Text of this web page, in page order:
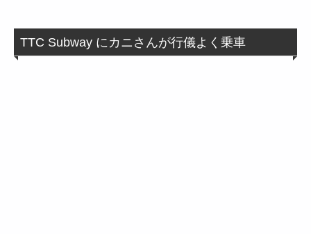
TTC Subway にカニさんが行儀よく乗車